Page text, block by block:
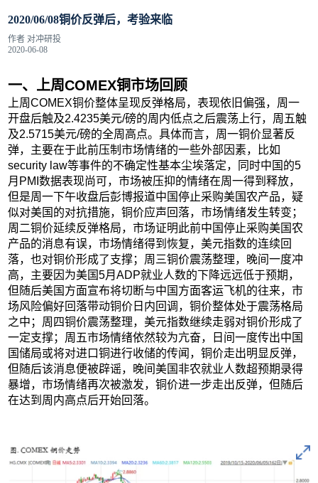
2020/06/08铜价反弹后，考验来临
作者对冲研投
2020-06-08
一、 上周COMEX铜市场回顾
上周COMEX铜价整体呈现反弹格局，表现依旧偏强，周一
开盘后触及2.4235美元/磅的周内低点之后震荡上行，周五触
及2.5715美元/磅的全周高点。具体而言，周一铜价显著反
弹，主要在于此前压制市场情绪的一些外部因素，比如
security law等事件的不确定性基本尘埃落定，同时中国的5
月PMI数据表现尚可，市场被压抑的情绪在周一得到释放，
但是周一下午收盘后彭博报道中国停止采购美国农产品，疑
似对美国的对抗措施，铜价应声回落，市场情绪发生转变；
周二铜价延续反弹格局，市场证明此前中国停止采购美国农
产品的消息有误，市场情绪得到恢复，美元指数的连续回
落，也对铜价形成了支撑；周三铜价震荡整理，晚间一度冲
高，主要因为美国5月ADP就业人数的下降远远低于预期，
但随后美国方面宣布将切断与中国方面客运飞机的往来，市
场风险偏好回落带动铜价日内回调，铜价整体处于震荡格局
之中；周四铜价震荡整理，美元指数继续走弱对铜价形成了
一定支撑；周五市场情绪依然较为亢奋，日间一度传出中国
国储局或将对进口铜进行收储的传闻，铜价走出明显反弹，
但随后该消息便被辟谣，晚间美国非农就业人数超预期录得
暴增，市场情绪再次被激发，铜价进一步走出反弹，但随后
在达到周内高点后开始回落。